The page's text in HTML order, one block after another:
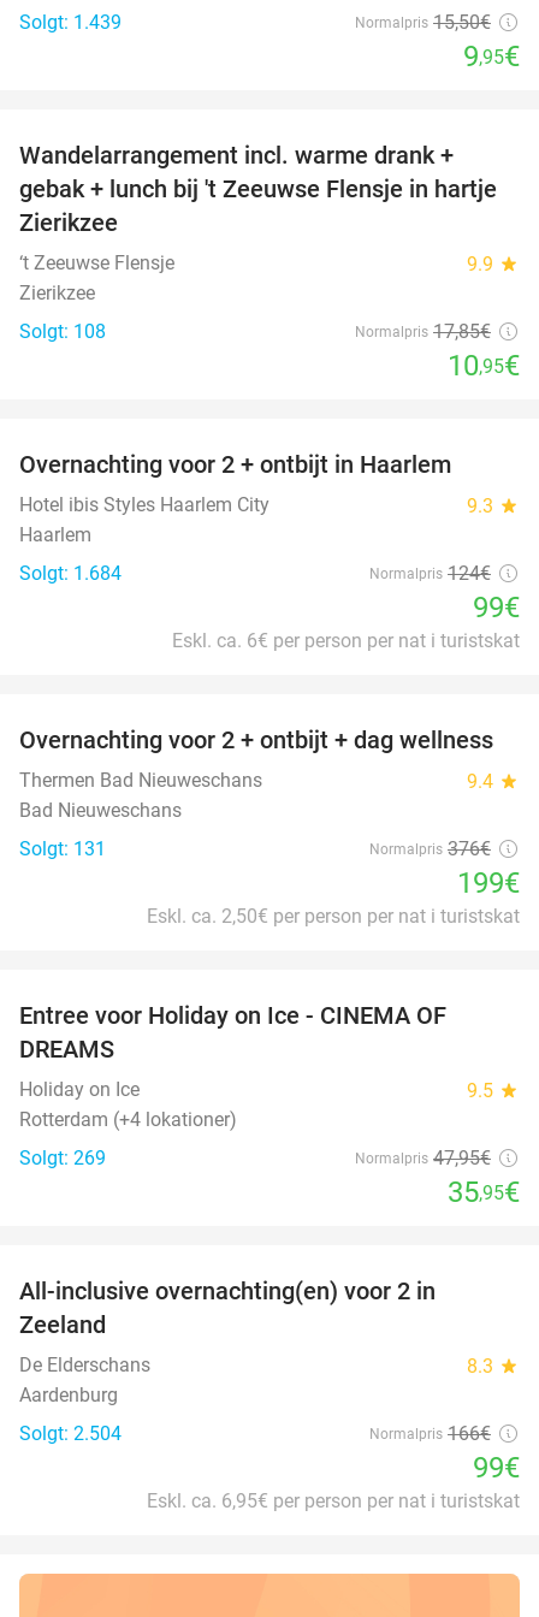
Solgt: 1.439 Normalpris 15,50€
9,95€
Wandelarrangement incl. warme drank +
gebak + lunch bij 't Zeeuwse Flensje in hartje
Zierikzee
‘t Zeeuwse Flensje 9.9 star
Zierikzee
Solgt: 108
Normalpris 17,85€
10,95€
Overnachting voor 2 + ontbijt in Haarlem
Hotel ibis Styles Haarlem City 9.3 star
Haarlem
Solgt: 1.684
Normalpris 124€
99€
Eskl. ca. 6€ per person per nat i turistskat
47%
Overnachting voor 2 + ontbijt + dag wellness
Thermen Bad Nieuweschans 9.4 star
Bad Nieuweschans
Solgt: 131
Normalpris 376€
199€
Eskl. ca. 2,50€ per person per nat i turistskat
Entree voor Holiday on Ice - CINEMA OF
DREAMS
Holiday on Ice 9.5 star
Rotterdam (+4 lokationer)
Solgt: 269
Normalpris 47,95€
35,95€
All-inclusive overnachting(en) voor 2 in
Zeeland
De Elderschans 8.3 star
Aardenburg
Solgt: 2.504
Normalpris 166€
99€
Eskl. ca. 6,95€ per person per nat i turistskat